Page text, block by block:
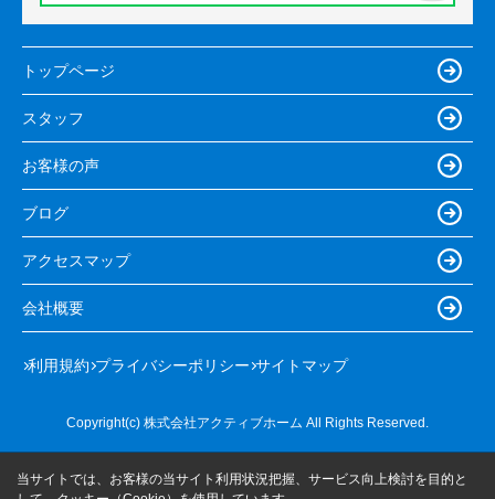
トップページ
スタッフ
お客様の声
ブログ
アクセスマップ
会社概要
利用規約 プライバシーポリシー サイトマップ
Copyright(c) 株式会社アクティブホーム All Rights Reserved.
当サイトでは、お客様の当サイト利用状況把握、サービス向上検討を目的と